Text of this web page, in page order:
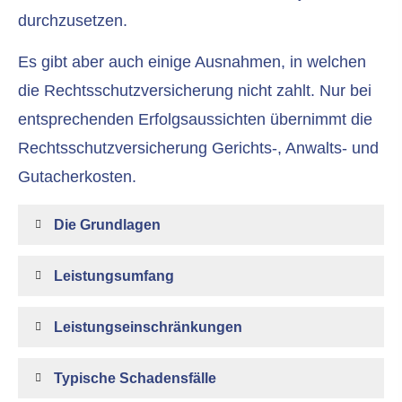
durchzusetzen.
Es gibt aber auch einige Ausnahmen, in welchen
die Rechts­schutz­ver­si­che­rung nicht zahlt. Nur bei
entsprechenden Erfolgsaussichten übernimmt die
Rechts­schutz­ver­si­che­rung Gerichts-, Anwalts- und
Gutacherkosten.
Die Grundlagen
Leistungsumfang
Leistungseinschränkungen
Typische Schadensfälle